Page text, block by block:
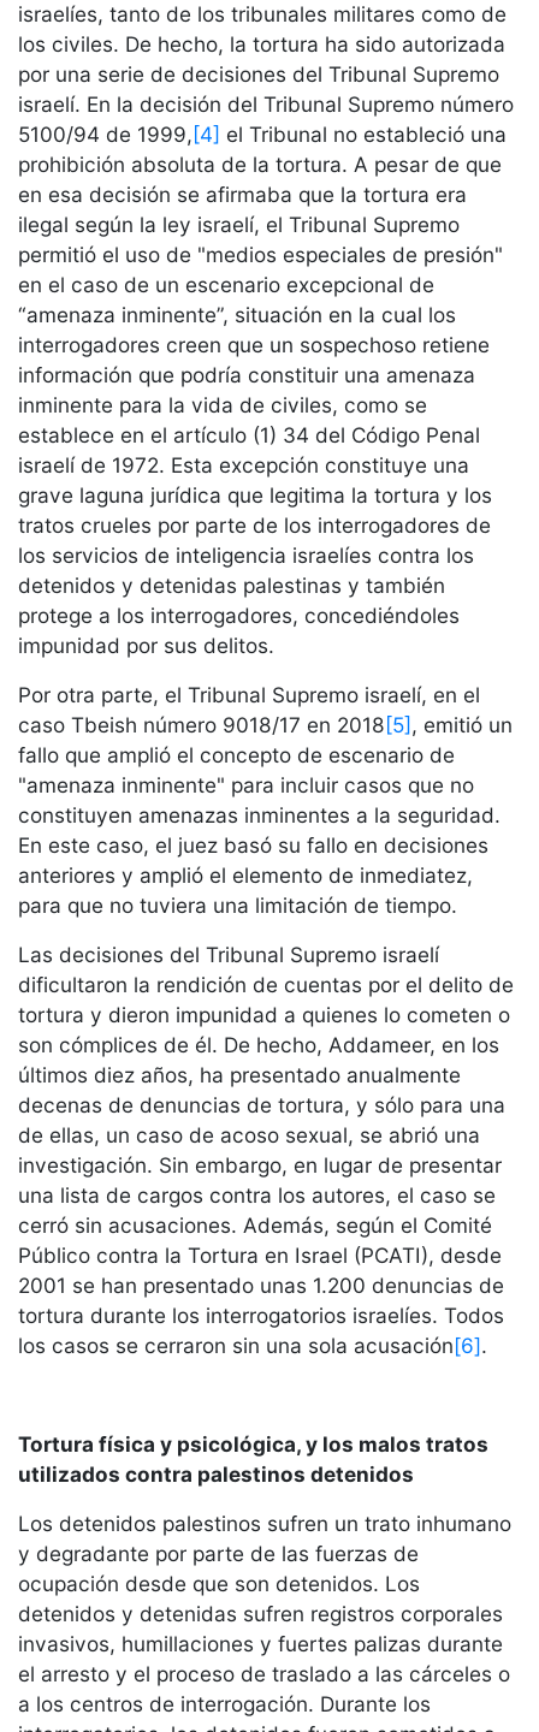
israelíes, tanto de los tribunales militares como de
los civiles. De hecho, la tortura ha sido autorizada
por una serie de decisiones del Tribunal Supremo
israelí. En la decisión del Tribunal Supremo número
5100/94 de 1999,[4] el Tribunal no estableció una
prohibición absoluta de la tortura. A pesar de que
en esa decisión se afirmaba que la tortura era
ilegal según la ley israelí, el Tribunal Supremo
permitió el uso de "medios especiales de presión"
en el caso de un escenario excepcional de
“amenaza inminente”, situación en la cual los
interrogadores creen que un sospechoso retiene
información que podría constituir una amenaza
inminente para la vida de civiles, como se
establece en el artículo (1) 34 del Código Penal
israelí de 1972. Esta excepción constituye una
grave laguna jurídica que legitima la tortura y los
tratos crueles por parte de los interrogadores de
los servicios de inteligencia israelíes contra los
detenidos y detenidas palestinas y también
protege a los interrogadores, concediéndoles
impunidad por sus delitos.
Por otra parte, el Tribunal Supremo israelí, en el
caso Tbeish número 9018/17 en 2018[5] , emitió un
fallo que amplió el concepto de escenario de
"amenaza inminente" para incluir casos que no
constituyen amenazas inminentes a la seguridad.
En este caso, el juez basó su fallo en decisiones
anteriores y amplió el elemento de inmediatez,
para que no tuviera una limitación de tiempo.
Las decisiones del Tribunal Supremo israelí
dificultaron la rendición de cuentas por el delito de
tortura y dieron impunidad a quienes lo cometen o
son cómplices de él. De hecho, Addameer, en los
últimos diez años, ha presentado anualmente
decenas de denuncias de tortura, y sólo para una
de ellas, un caso de acoso sexual, se abrió una
investigación. Sin embargo, en lugar de presentar
una lista de cargos contra los autores, el caso se
cerró sin acusaciones. Además, según el Comité
Público contra la Tortura en Israel (PCATI), desde
2001 se han presentado unas 1.200 denuncias de
tortura durante los interrogatorios israelíes. Todos
los casos se cerraron sin una sola acusación[6].
Tortura física y psicológica, y los malos tratos
utilizados contra palestinos detenidos
Los detenidos palestinos sufren un trato inhumano
y degradante por parte de las fuerzas de
ocupación desde que son detenidos. Los
detenidos y detenidas sufren registros corporales
invasivos, humillaciones y fuertes palizas durante
el arresto y el proceso de traslado a las cárceles o
a los centros de interrogación. Durante los